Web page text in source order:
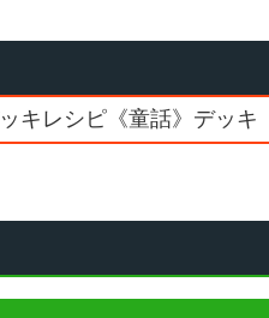
キレシピ《童話》デッキ